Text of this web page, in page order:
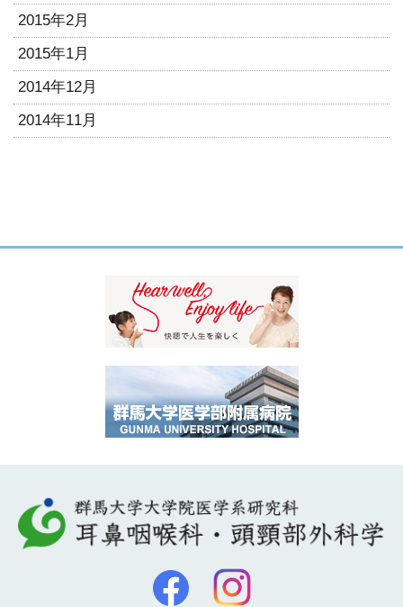
2015年2月
2015年1月
2014年12月
2014年11月